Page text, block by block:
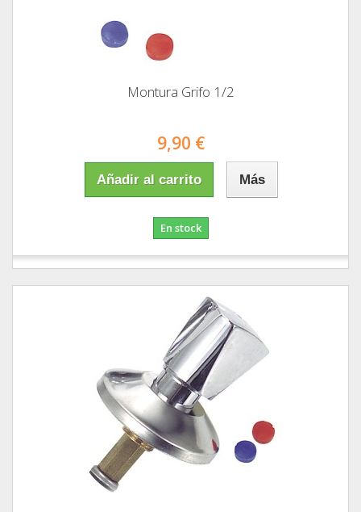
Montura Grifo 1/2
9,90 €
Añadir al carrito Más
En stock